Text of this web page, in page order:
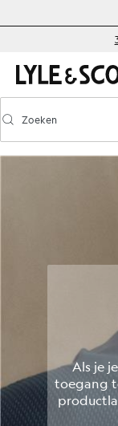
Ga naar de
Informatie over
Voorspellend
Zoeken
Als je
toegang